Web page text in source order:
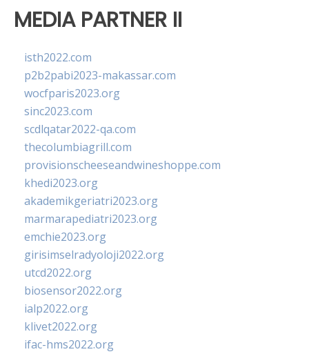
MEDIA PARTNER II
isth2022.com
p2b2pabi2023-makassar.com
wocfparis2023.org
sinc2023.com
scdlqatar2022-qa.com
thecolumbiagrill.com
provisionscheeseandwineshoppe.com
khedi2023.org
akademikgeriatri2023.org
marmarapediatri2023.org
emchie2023.org
girisimselradyoloji2022.org
utcd2022.org
biosensor2022.org
ialp2022.org
klivet2022.org
ifac-hms2022.org